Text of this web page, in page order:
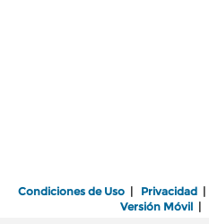
Condiciones de Uso | Privacidad |
Versión Móvil|